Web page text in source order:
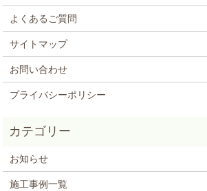
よくあるご質問
サイトマップ
お問い合わせ
プライバシーポリシー
お知らせ
施工事例一覧